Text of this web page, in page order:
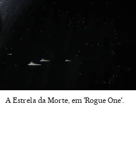
A Estrela da Morte, em 'Rogue One'.